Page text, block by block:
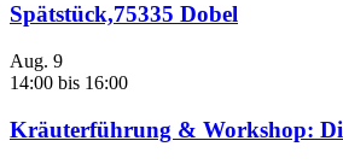
Spätstück,75335 Dobel
Aug. 9
14:00 bis 16:00
Kräuterführung & Workshop: